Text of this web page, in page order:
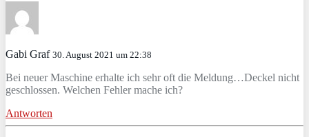
Gabi Graf 30. August 2021 um 22:38
Bei neuer Maschine erhalte ich sehr oft die Meldung…Deckel nicht
geschlossen. Welchen Fehler mache ich?
Antworten